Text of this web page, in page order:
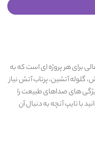
برای هر پروژه ای است که به
آتشین، پرتاب آتش نیاز
های صداهای طبیعت را
با تایپ آنچه به دنبال آن